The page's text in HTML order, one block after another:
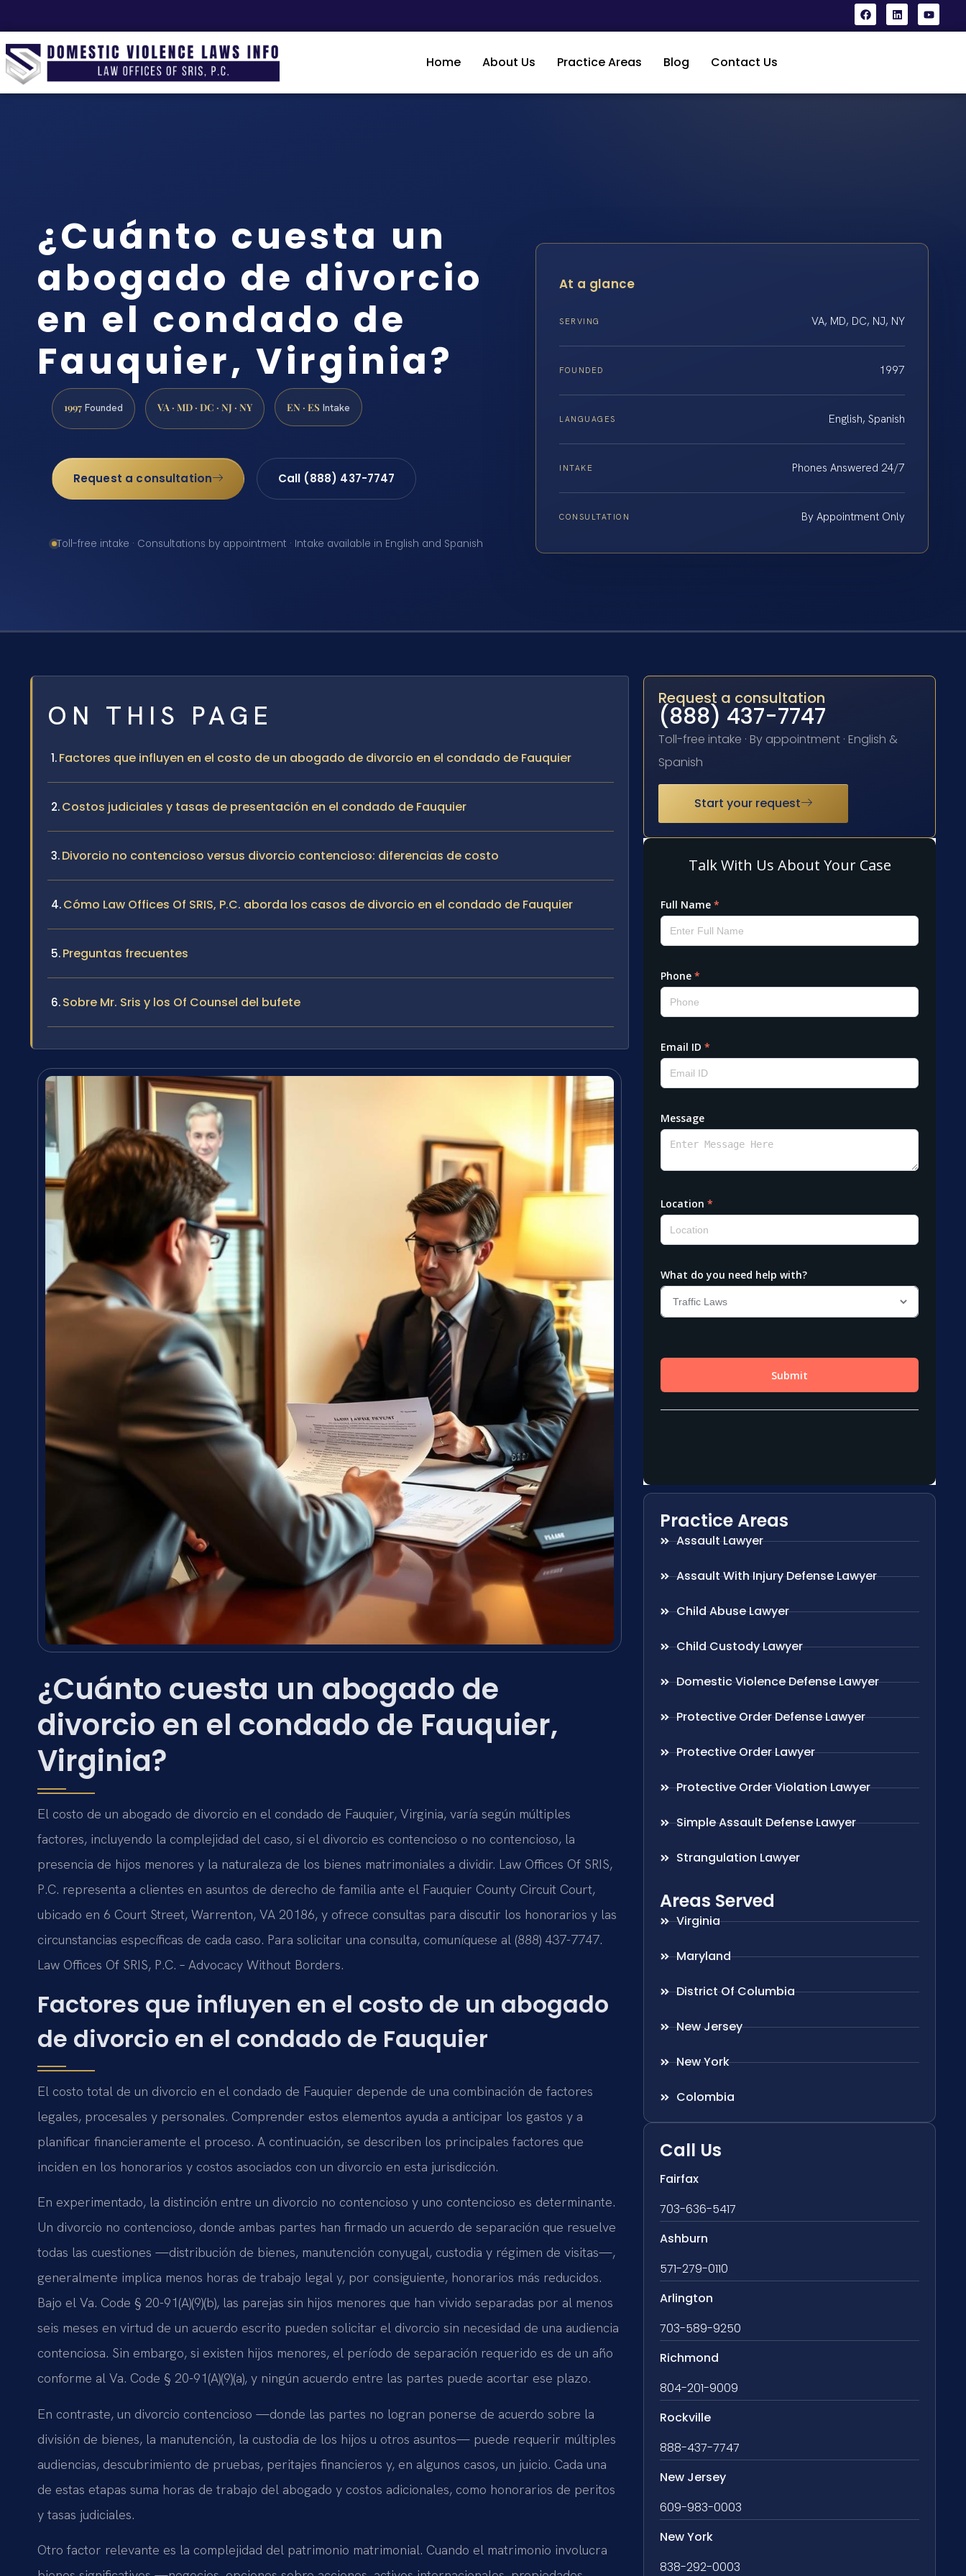
Home About Us Practice Areas Blog Contact Us
¿Cuánto cuesta un
abogado de divorcio
en el condado de
Fauquier, Virginia?
1997 Founded VA · MD · DC · NJ · NY EN · ES Intake
Request a consultation Call (888) 437-7747
Toll-free intake · Consultations by appointment · Intake available in English and Spanish
At a glance
SERVING VA, MD, DC, NJ, NY
FOUNDED 1997
LANGUAGES English, Spanish
INTAKE Phones Answered 24/7
CONSULTATION By Appointment Only
ON THIS PAGE
Factores que influyen en el costo de un abogado de divorcio en el condado de Fauquier
Costos judiciales y tasas de presentación en el condado de Fauquier
Divorcio no contencioso versus divorcio contencioso: diferencias de costo
Cómo Law Offices Of SRIS, P.C. aborda los casos de divorcio en el condado de Fauquier
Preguntas frecuentes
Sobre Mr. Sris y los Of Counsel del bufete
¿Cuánto cuesta un abogado de
divorcio en el condado de Fauquier,
Virginia?
El costo de un abogado de divorcio en el condado de Fauquier, Virginia, varía según múltiples
factores, incluyendo la complejidad del caso, si el divorcio es contencioso o no contencioso, la
presencia de hijos menores y la naturaleza de los bienes matrimoniales a dividir. Law Offices Of SRIS,
P.C. representa a clientes en asuntos de derecho de familia ante el Fauquier County Circuit Court,
ubicado en 6 Court Street, Warrenton, VA 20186, y ofrece consultas para discutir los honorarios y las
circunstancias específicas de cada caso. Para solicitar una consulta, comuníquese al (888) 437-7747.
Law Offices Of SRIS, P.C. – Advocacy Without Borders.
Factores que influyen en el costo de un abogado
de divorcio en el condado de Fauquier
El costo total de un divorcio en el condado de Fauquier depende de una combinación de factores
legales, procesales y personales. Comprender estos elementos ayuda a anticipar los gastos y a
planificar financieramente el proceso. A continuación, se describen los principales factores que
inciden en los honorarios y costos asociados con un divorcio en esta jurisdicción.
En experimentado, la distinción entre un divorcio no contencioso y uno contencioso es determinante.
Un divorcio no contencioso, donde ambas partes han firmado un acuerdo de separación que resuelve
todas las cuestiones —distribución de bienes, manutención conyugal, custodia y régimen de visitas—,
generalmente implica menos horas de trabajo legal y, por consiguiente, honorarios más reducidos.
Bajo el Va. Code § 20-91(A)(9)(b), las parejas sin hijos menores que han vivido separadas por al menos
seis meses en virtud de un acuerdo escrito pueden solicitar el divorcio sin necesidad de una audiencia
contenciosa. Sin embargo, si existen hijos menores, el período de separación requerido es de un año
conforme al Va. Code § 20-91(A)(9)(a), y ningún acuerdo entre las partes puede acortar ese plazo.
En contraste, un divorcio contencioso —donde las partes no logran ponerse de acuerdo sobre la
división de bienes, la manutención, la custodia de los hijos u otros asuntos— puede requerir múltiples
audiencias, descubrimiento de pruebas, peritajes financieros y, en algunos casos, un juicio. Cada una
de estas etapas suma horas de trabajo del abogado y costos adicionales, como honorarios de peritos
y tasas judiciales.
Otro factor relevante es la complejidad del patrimonio matrimonial. Cuando el matrimonio involucra
Request a consultation
(888) 437-7747
Toll-free intake · By appointment · English &
Spanish
Start your request
Practice Areas
Assault Lawyer
Assault With Injury Defense Lawyer
Child Abuse Lawyer
Child Custody Lawyer
Domestic Violence Defense Lawyer
Protective Order Defense Lawyer
Protective Order Lawyer
Protective Order Violation Lawyer
Simple Assault Defense Lawyer
Strangulation Lawyer
Areas Served
Virginia
Maryland
District Of Columbia
New Jersey
New York
Colombia
Call Us
Fairfax
703-636-5417
Ashburn
571-279-0110
Arlington
703-589-9250
Richmond
804-201-9009
Rockville
888-437-7747
New Jersey
609-983-0003
New York
838-292-0003